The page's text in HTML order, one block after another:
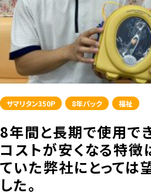
サマリタン350P 8年パック 福祉
8年間と長期で使用で
コストが安くなる特徴
ていた弊社にとっては
した。